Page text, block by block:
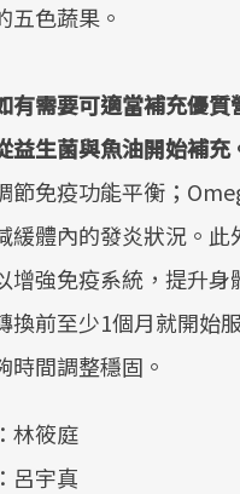
五色蔬果。
有需要可適當補充優質
益生菌與魚油開始補充
節免疫功能平衡；
緩體內的發炎狀況。此
增強免疫系統，提升身
換前至少1個月就開始
時間調整穩固。
林筱庭
呂宇真